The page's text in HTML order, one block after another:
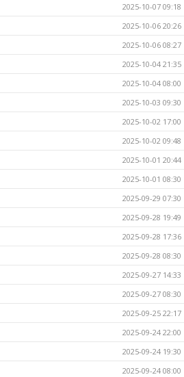
2025-10-07 09:18
2025-10-06 20:26
2025-10-06 08:27
2025-10-04 21:35
2025-10-04 08:00
2025-10-03 09:30
2025-10-02 17:00
2025-10-02 09:48
2025-10-01 20:44
2025-10-01 08:30
2025-09-29 07:30
2025-09-28 19:49
2025-09-28 17:36
2025-09-28 08:30
2025-09-27 14:33
2025-09-27 08:30
2025-09-25 22:17
2025-09-24 22:00
2025-09-24 19:30
2025-09-24 08:00